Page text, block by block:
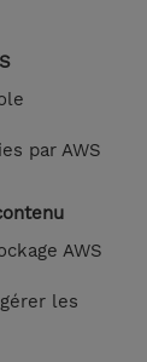
par AWS
AWS
les